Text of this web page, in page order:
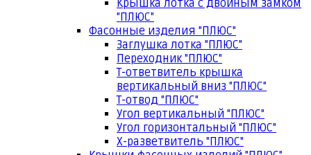
Крышка лотка с двойным замком
"ПЛЮС"
Фасонные изделия "ПЛЮС"
Заглушка лотка "ПЛЮС"
Переходник "ПЛЮС"
Т-ответвитель крышка
вертикальный вниз "ПЛЮС"
Т-отвод "ПЛЮС"
Угол вертикальный "ПЛЮС"
Угол горизонтальный "ПЛЮС"
Х-разветвитель "ПЛЮС"